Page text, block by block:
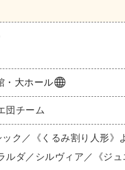
・大ホール
団チーム
ク／《くるみ割り人形》
ルダ／シルヴィア／《ジ